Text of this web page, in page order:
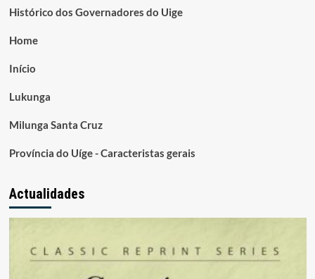
Histórico dos Governadores do Uige
Home
Início
Lukunga
Milunga Santa Cruz
Província do Uíge - Caracteristas gerais
Actualidades